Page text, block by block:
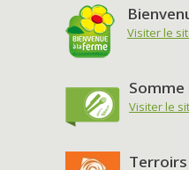
Visiter le
Visiter le